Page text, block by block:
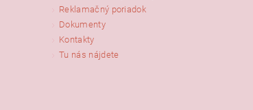
Reklamačný poriadok
Dokumenty
Kontakty
Tu nás nájdete